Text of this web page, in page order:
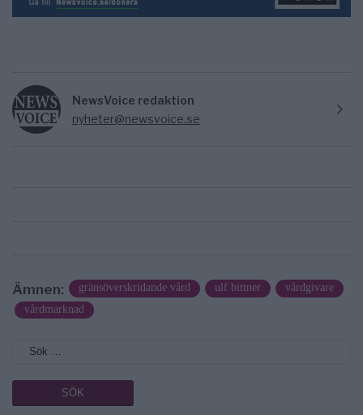
NewsVoice redaktion
nyheter@newsvoice.se
Ämnen: gränsöverskridande vård ulf bittner
vårdgivare
vårdmarknad